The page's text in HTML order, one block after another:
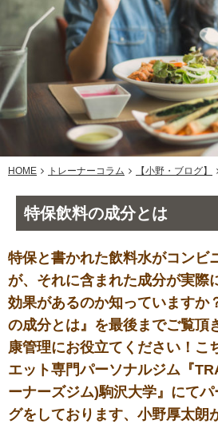
HOME トレーナーコラム 【小野・ブログ】
特保飲料の成分とは
特保と書かれた飲料水がコンビ
が、それに含まれた成分が実際
効果があるのか知っていますか
の成分とは』を最後までご覧頂
康管理にお役立てください！こ
エット専門パーソナルジム『
ーナーズジム)駒沢大学』にて
グをしております、小野厚太朗